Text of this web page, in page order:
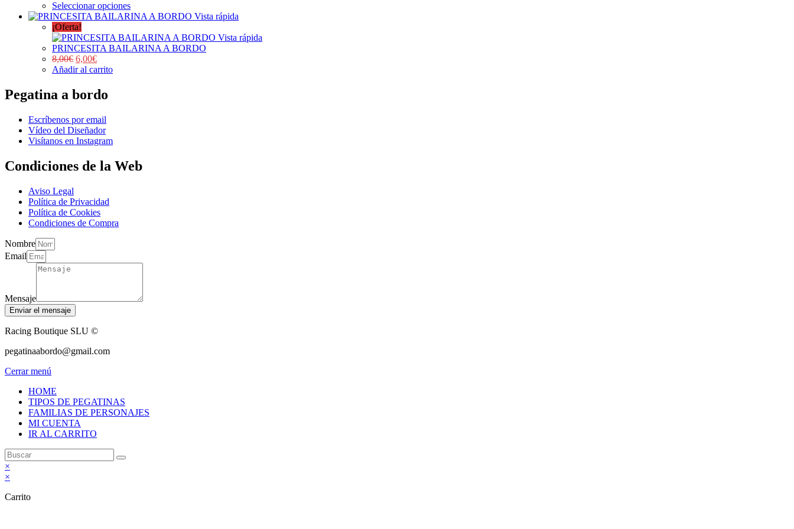
Seleccionar opciones
Vista rápida
¡Oferta!
Vista rápida
PRINCESITA BAILARINA A BORDO
8,00€ 6,00€
Añadir al carrito
Pegatina a bordo
Escríbenos por email
Vídeo del Diseñador
Visítanos en Instagram
Condiciones de la Web
Aviso Legal
Política de Privacidad
Política de Cookies
Condiciones de Compra
Nombre
Email
Mensaje
Enviar el mensaje
Racing Boutique SLU ©
pegatinaabordo@gmail.com
Cerrar menú
HOME
TIPOS DE PEGATINAS
FAMILIAS DE PERSONAJES
MI CUENTA
IR AL CARRITO
×
×
Carrito